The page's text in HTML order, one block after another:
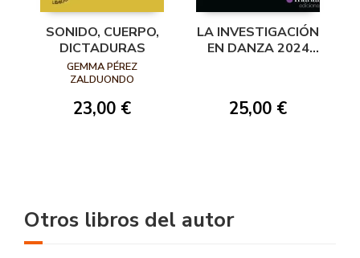
SONIDO, CUERPO,
DICTADURAS
GEMMA PÉREZ
ZALDUONDO
23,00 €
LA INVESTIGACIÓN
EN DANZA 2024
25,00 €
Otros libros del autor